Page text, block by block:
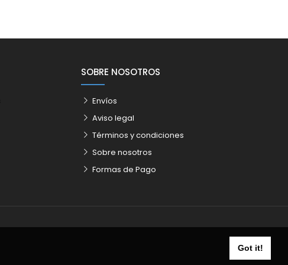
Got it!
SOBRE NOSOTROS
Envíos
Aviso legal
Términos y condiciones
Sobre nosotros
Formas de Pago